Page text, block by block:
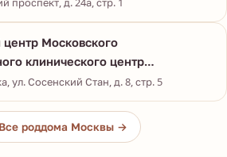
Московского
клинического центр…
ул. Сосенский Стан, д. 8, стр. 5
Все роддома Москвы →